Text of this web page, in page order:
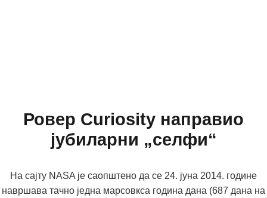
Ровер Curiosity направио
јубиларни „селфи“
На сајту NASA је саопштено да се 24. јуна 2014. године
навршава тачно једна марсовкса година дана (687 дана на